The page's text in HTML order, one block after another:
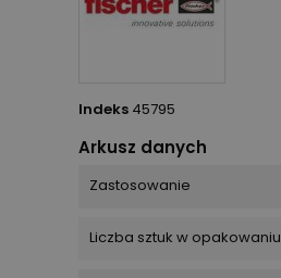
Indeks 45795
Arkusz danych
Zastosowanie
Liczba sztuk w opakowaniu